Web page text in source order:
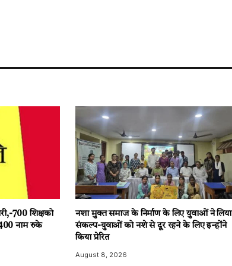
700 शिक्षको
400 नाम रुके
नशा मुक्त समाज के निर्माण के लिए युवाओं ने लिया
संकल्प-युवाओं को नशे से दूर रहने के लिए इन्होंने
किया प्रेरित
August 8, 2026